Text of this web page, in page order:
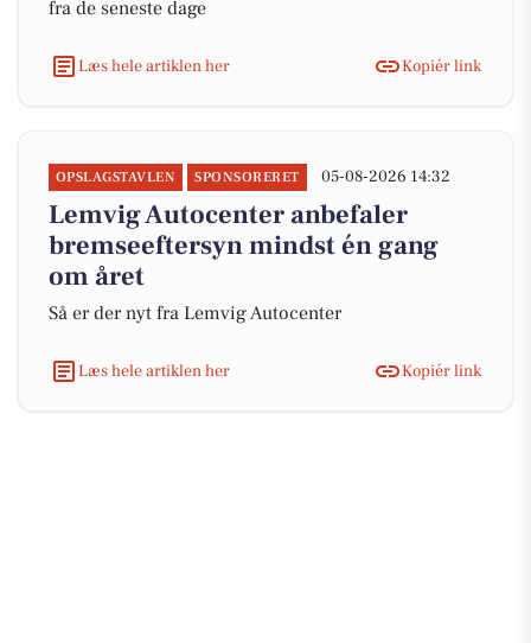
fra de seneste dage
Læs hele artiklen her Kopiér link
OPSLAGSTAVLEN SPONSORERET 05-08-2026 14:32
Lemvig Autocenter anbefaler
bremseeftersyn mindst én gang
om året
Så er der nyt fra Lemvig Autocenter
Læs hele artiklen her Kopiér link